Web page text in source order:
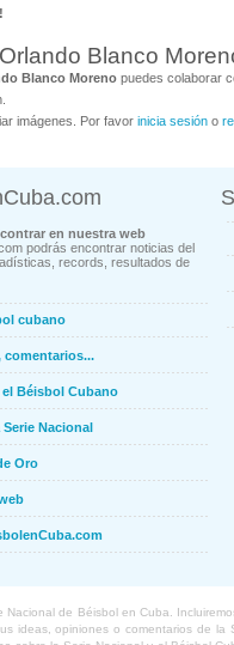
Blanco
Blanco Moreno puedes colaborar
imágenes. Por favor inicia sesión o
en nuestra web
podrás encontrar noticias del
records, resultados de
cubano
comentarios...
Béisbol Cubano
Nacional
Oro
de Béisbol en Cuba.
ideas, opiniones o comentarios de